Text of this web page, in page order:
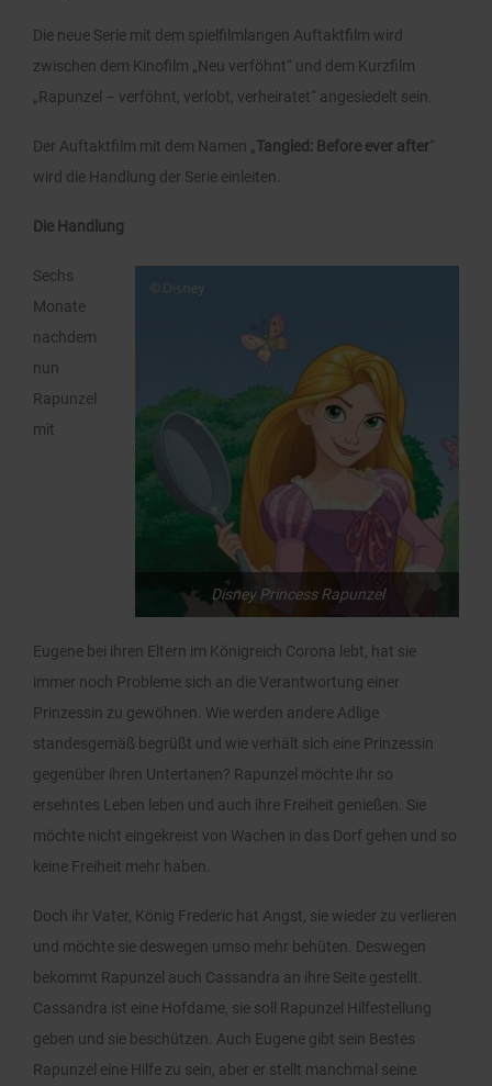
Die neue Serie mit dem spielfilmlangen Auftaktfilm wird
zwischen dem Kinofilm „Neu verföhnt“ und dem Kurzfilm
„Rapunzel – verföhnt, verlobt, verheiratet“ angesiedelt sein.
Der Auftaktfilm mit dem Namen „ Tangled: Before ever after“
wird die Handlung der Serie einleiten.
Die Handlung
Disney Princess Rapunzel
Sechs
Monate
nachdem
nun
Rapunzel
mit
Eugene bei ihren Eltern im Königreich Corona lebt, hat sie
immer noch Probleme sich an die Verantwortung einer
Prinzessin zu gewöhnen. Wie werden andere Adlige
standesgemäß begrüßt und wie verhält sich eine Prinzessin
gegenüber ihren Untertanen? Rapunzel möchte ihr so
ersehntes Leben leben und auch ihre Freiheit genießen. Sie
möchte nicht eingekreist von Wachen in das Dorf gehen und so
keine Freiheit mehr haben.
Doch ihr Vater, König Frederic hat Angst, sie wieder zu verlieren
und möchte sie deswegen umso mehr behüten. Deswegen
bekommt Rapunzel auch Cassandra an ihre Seite gestellt.
Cassandra ist eine Hofdame, sie soll Rapunzel Hilfestellung
geben und sie beschützen. Auch Eugene gibt sein Bestes
Rapunzel eine Hilfe zu sein, aber er stellt manchmal seine